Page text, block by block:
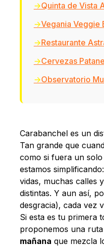
Quinta de Vista
Vegania Veggie
Restaurante
Cervezas
Observatorio
Carabanchel es un
Tan grande que
como si fuera un
estamos
vidas, muchas calles
distintas. Y aun así,
desgracia), cada vez
Si esta es tu primera
proponemos una
mañana que mezcla